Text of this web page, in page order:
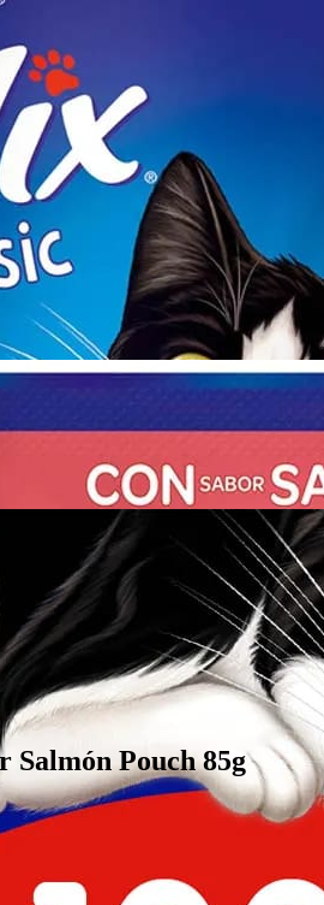
Pouch 85g